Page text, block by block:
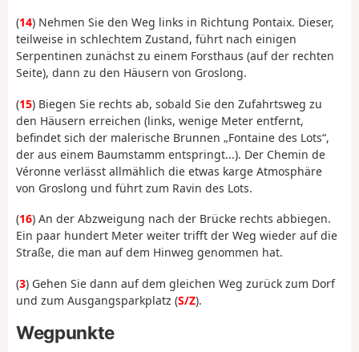
(14) Nehmen Sie den Weg links in Richtung Pontaix. Dieser,
teilweise in schlechtem Zustand, führt nach einigen
Serpentinen zunächst zu einem Forsthaus (auf der rechten
Seite), dann zu den Häusern von Groslong.
(15) Biegen Sie rechts ab, sobald Sie den Zufahrtsweg zu
den Häusern erreichen (links, wenige Meter entfernt,
befindet sich der malerische Brunnen „Fontaine des Lots“,
der aus einem Baumstamm entspringt...). Der Chemin de
Véronne verlässt allmählich die etwas karge Atmosphäre
von Groslong und führt zum Ravin des Lots.
(16) An der Abzweigung nach der Brücke rechts abbiegen.
Ein paar hundert Meter weiter trifft der Weg wieder auf die
Straße, die man auf dem Hinweg genommen hat.
(3) Gehen Sie dann auf dem gleichen Weg zurück zum Dorf
und zum Ausgangsparkplatz (S/Z).
Wegpunkte